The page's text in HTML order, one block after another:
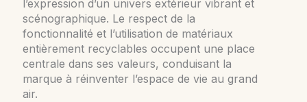
l’expression d’un univers extérieur vibrant et
scénographique. Le respect de la
fonctionnalité et l’utilisation de matériaux
entièrement recyclables occupent une place
centrale dans ses valeurs, conduisant la
marque à réinventer l’espace de vie au grand
air.